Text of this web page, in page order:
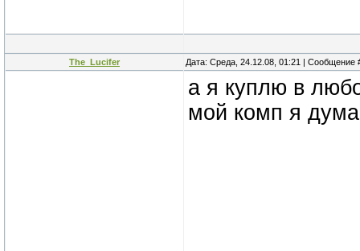
The_Lucifer Дата: Среда, 24.12.08, 01:21 | Сообщение
а я куплю в
мой комп я